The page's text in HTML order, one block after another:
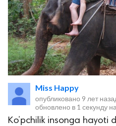
Miss Happy
опубликовано 9 лет
обновлено в 1 секунду
Ko’pchilik insonga hayoti